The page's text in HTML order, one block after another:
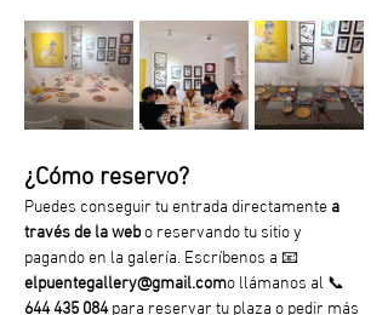
¿Cómo reservo?
Puedes conseguir tu entrada directamente a
través de la web o reservando tu sitio y
pagando en la galería. Escríbenos a 📧
elpuentegallery@gmail.como llámanos al 📞
644 435 084 para reservar tu plaza o pedir más